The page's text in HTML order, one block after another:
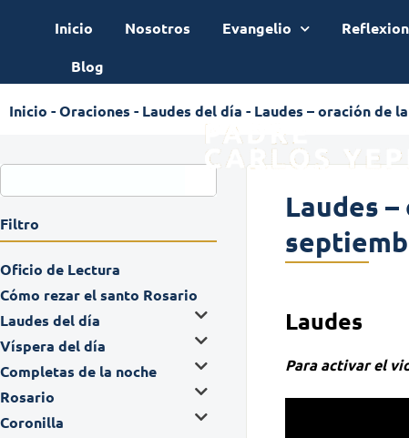
Inicio Nosotros Evangelio
Blog
Inicio -Oraciones - Laudes del día - Laudes – oración de
Filtro
Oficio de Lectura
Cómo rezar el santo Rosario
Laudes del día
Víspera del día
Completas de la noche
Rosario
Coronilla
Laudes
Laudes
Para activar el